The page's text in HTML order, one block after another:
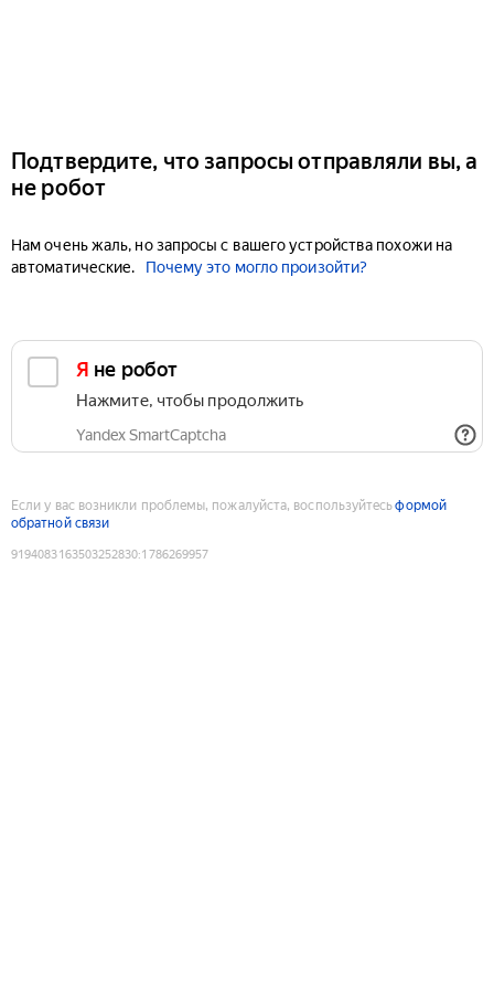
Подтвердите, что запросы отправляли вы, а
не робот
Нам очень жаль, но запросы с вашего устройства похожи на
автоматические.
Почему это могло произойти?
Я не робот
Нажмите, чтобы продолжить
Yandex SmartCaptcha
Если у вас возникли проблемы, пожалуйста, воспользуйтесьформой
обратной связи
9194083163503252830:1786269957